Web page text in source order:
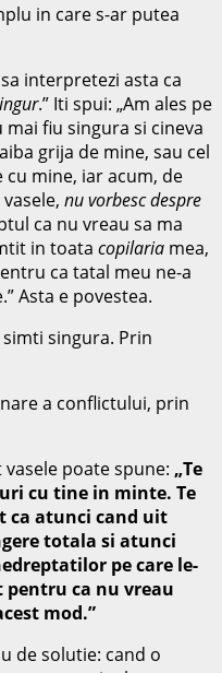
in care s-ar putea
interpretezi asta ca
.” Iti spui: „Am ales pe
fiu singura si cineva
grija de mine, sau cel
mine, iar acum, de
nu vorbesc despre
ca nu vreau sa ma
in toata copilaria mea,
ca tatal meu ne-a
Asta e povestea.
singura. Prin
a conflictului, prin
poate spune: „Te
cu tine in minte. Te
ca atunci cand uit
totala si atunci
pe care le-
ca nu vreau
mod.”
de solutie: cand o